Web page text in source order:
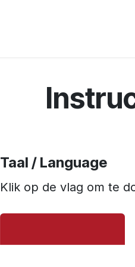
Taal / Language
Klik op de vlag om te